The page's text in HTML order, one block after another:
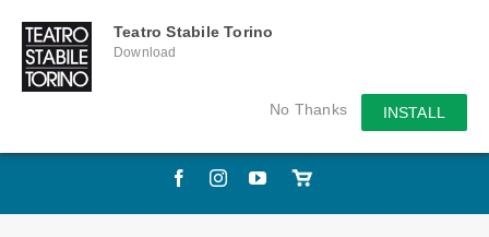
Teatro Stabile Torino
Download
No Thanks INSTALL
Skip
FacebookInstagramYouTube
Store